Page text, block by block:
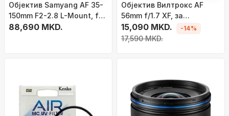
Објектив Samyang AF 35-
150mm F2-2.8 L-Mount, full
frame, автофокус, црн
88,690 MKD.
Објектив Вилтрокс AF
56mm f/1.7 XF, за
Фуџифилм X, црн
15,090 MKD.
17,590 MKD.
-14%